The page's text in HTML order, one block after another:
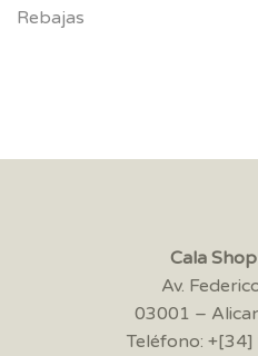
Rebajas
Cala
Av.
03001 –
Teléfono: